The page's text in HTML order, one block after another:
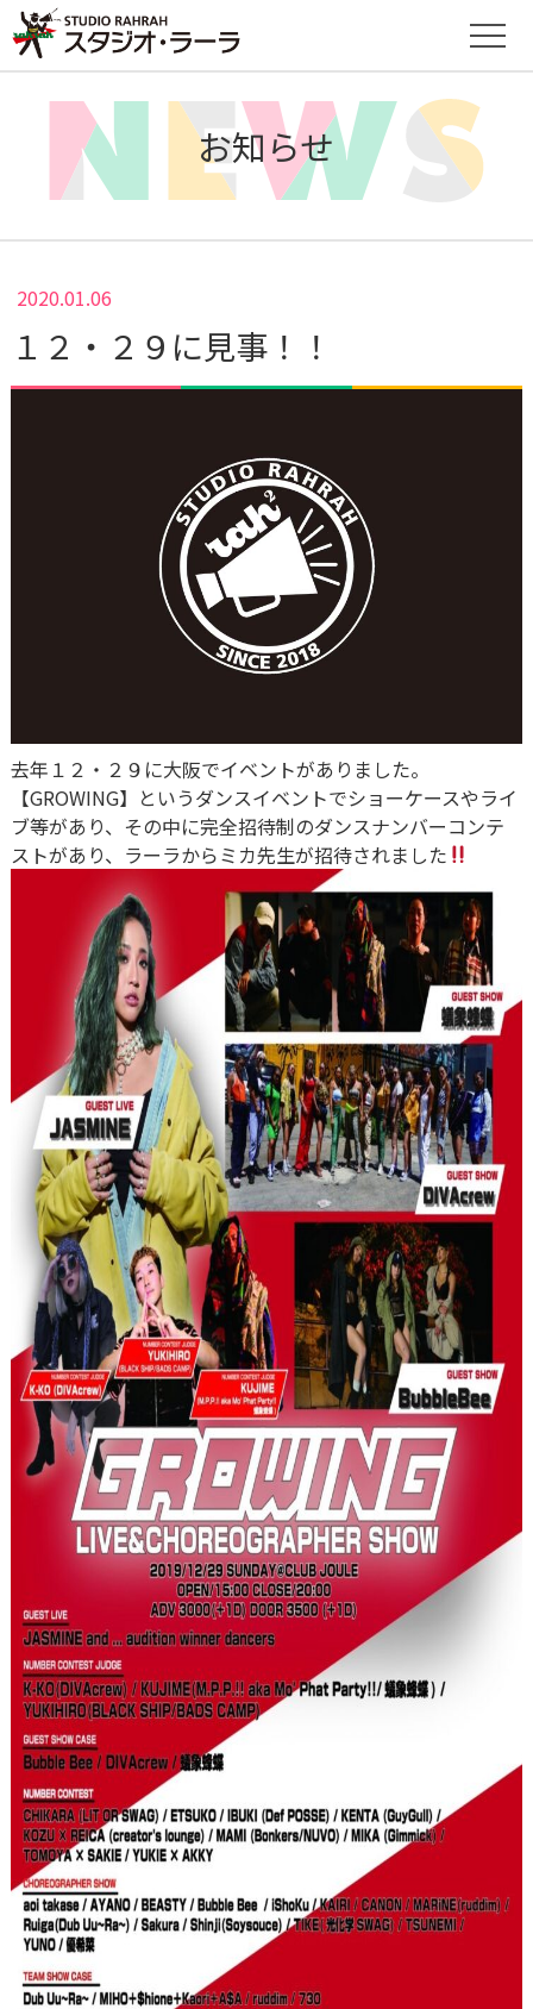
お知らせ
１２・２９に見事！！
2020.01.06
去年１２・２９に大阪でイベントがありました。
【GROWING】というダンスイベントでショーケースやライ
ブ等があり、その中に完全招待制のダンスナンバーコンテ
ストがあり、ラーラからミカ先生が招待されました